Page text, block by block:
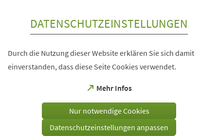
DATENSCHUTZEINSTELLUNGEN
Durch die Nutzung dieser Website erklären Sie sich damit
einverstanden, dass diese Seite Cookies verwendet.
Mehr Infos
(Öffnet
einem
Tab)
Nur notwendige Cookies
Datenschutzeinstellungen anpassen